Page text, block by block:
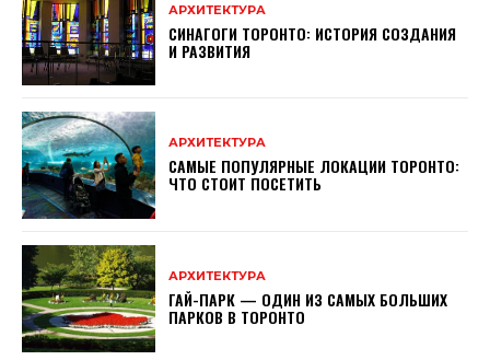
АРХИТЕКТУРА
СИНАГОГИ ТОРОНТО: ИСТОРИЯ СОЗДАНИЯ
И РАЗВИТИЯ
АРХИТЕКТУРА
САМЫЕ ПОПУЛЯРНЫЕ ЛОКАЦИИ ТОРОНТО:
ЧТО СТОИТ ПОСЕТИТЬ
АРХИТЕКТУРА
ГАЙ-ПАРК — ОДИН ИЗ САМЫХ БОЛЬШИХ
ПАРКОВ В ТОРОНТО